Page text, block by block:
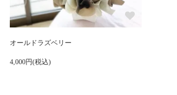
オールドラズベリー
4,000円(税込)